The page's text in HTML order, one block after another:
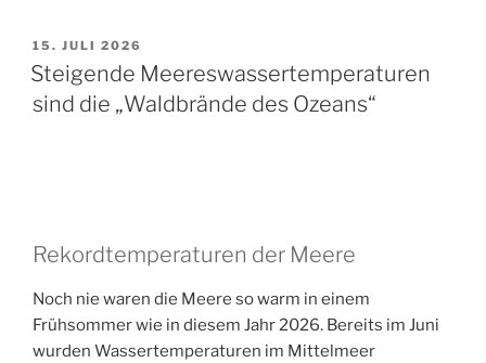
VERÖFFENTLICHT
AM
15. JULI 2026
Steigende Meereswassertemperaturen
sind die „Waldbrände des Ozeans“
Rekordtemperaturen der Meere
Noch nie waren die Meere so warm in einem
Frühsommer wie in diesem Jahr 2026. Bereits im Juni
wurden Wassertemperaturen im Mittelmeer